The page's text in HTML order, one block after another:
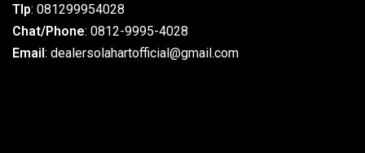
Tlp: 081299954028
Chat/Phone: 0812-9995-4028
Email: dealersolahartofficial@gmail.com